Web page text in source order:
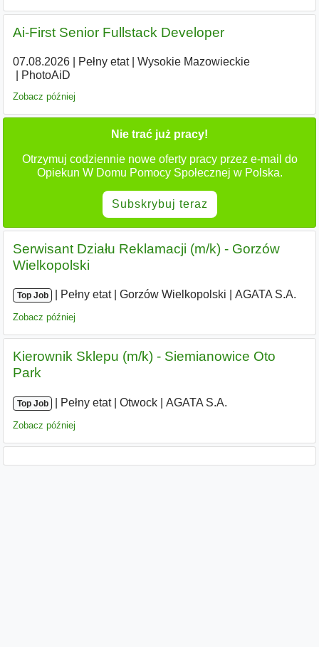
Ai-First Senior Fullstack Developer
07.08.2026| Pełny etat| Wysokie Mazowieckie|
PhotoAiD
Zobacz później
Nie trać już pracy!
Otrzymuj codziennie nowe oferty pracy przez e-mail do
Opiekun W Domu Pomocy Społecznej w Polska.
Subskrybuj teraz
Serwisant Działu Reklamacji (m/k) - Gorzów
Wielkopolski
Top Job Pełny etat| Gorzów Wielkopolski AGATA S.A.
Zobacz później
Kierownik Sklepu (m/k) - Siemianowice Oto
Park
Top Job Pełny etat| Otwock AGATA S.A.
Zobacz później